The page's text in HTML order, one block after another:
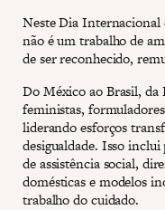
Neste Dia Internacional
não é um trabalho de
de ser reconhecido,
Do México ao Brasil, da
feministas,
liderando esforços
desigualdade. Isso
de assistência social,
domésticas e modelos
trabalho do cuidado.